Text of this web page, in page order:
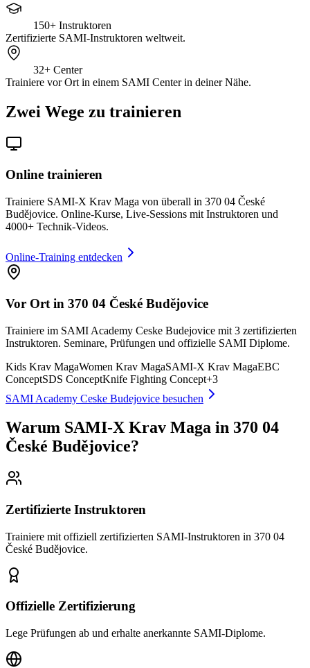
150+ Instruktoren
Zertifizierte SAMI-Instruktoren weltweit.
32+ Center
Trainiere vor Ort in einem SAMI Center in deiner Nähe.
Zwei Wege zu trainieren
Online trainieren
Trainiere SAMI-X Krav Maga von überall in 370 04 České
Budějovice. Online-Kurse, Live-Sessions mit Instruktoren und
4000+ Technik-Videos.
Online-Training entdecken
Vor Ort in 370 04 České Budějovice
Trainiere im SAMI Academy Ceske Budejovice mit 3 zertifizierten
Instruktoren. Seminare, Prüfungen und offizielle SAMI Diplome.
Kids Krav MagaWomen Krav MagaSAMI-X Krav MagaEBC
ConceptSDS ConceptKnife Fighting Concept+3
SAMI Academy Ceske Budejovice besuchen
Warum SAMI-X Krav Maga in 370 04
České Budějovice?
Zertifizierte Instruktoren
Trainiere mit offiziell zertifizierten SAMI-Instruktoren in 370 04
České Budějovice.
Offizielle Zertifizierung
Lege Prüfungen ab und erhalte anerkannte SAMI-Diplome.